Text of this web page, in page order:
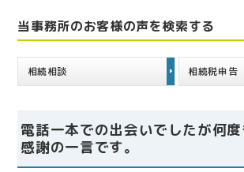
当事務所のお客様の声を検索する
相続相談 相続税申告
電話一本での出会いでしたが何
感謝の一言です。